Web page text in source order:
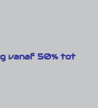
vanaf 50% tot